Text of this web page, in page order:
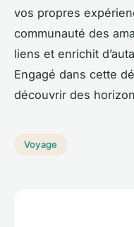
vos propres
communauté des
liens et enrichit
Engagé dans cette
découvrir des
Voyage